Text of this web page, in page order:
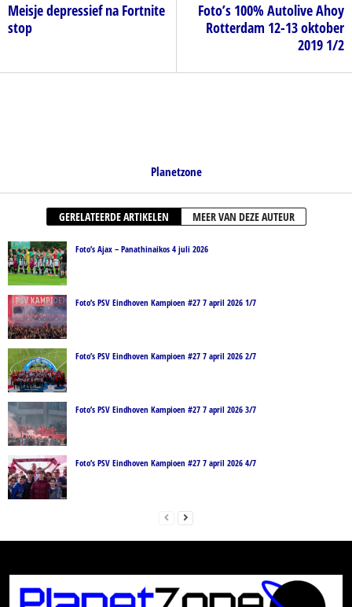
Meisje depressief na Fortnite
stop
Foto’s 100% Autolive Ahoy
Rotterdam 12-13 oktober
2019 1/2
Planetzone
GERELATEERDE ARTIKELEN MEER VAN DEZE AUTEUR
Foto’s Ajax – Panathinaikos 4 juli 2026
Foto’s PSV Eindhoven Kampioen #27 7 april 2026 1/7
Foto’s PSV Eindhoven Kampioen #27 7 april 2026 2/7
Foto’s PSV Eindhoven Kampioen #27 7 april 2026 3/7
Foto’s PSV Eindhoven Kampioen #27 7 april 2026 4/7